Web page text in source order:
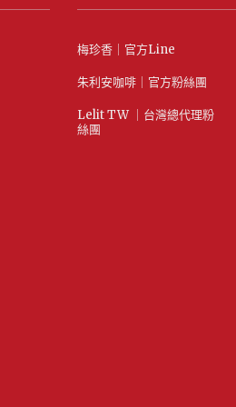
梅珍香｜官方Line
朱利安咖啡｜官方粉絲團
Lelit TW ｜台灣總代理粉
絲團